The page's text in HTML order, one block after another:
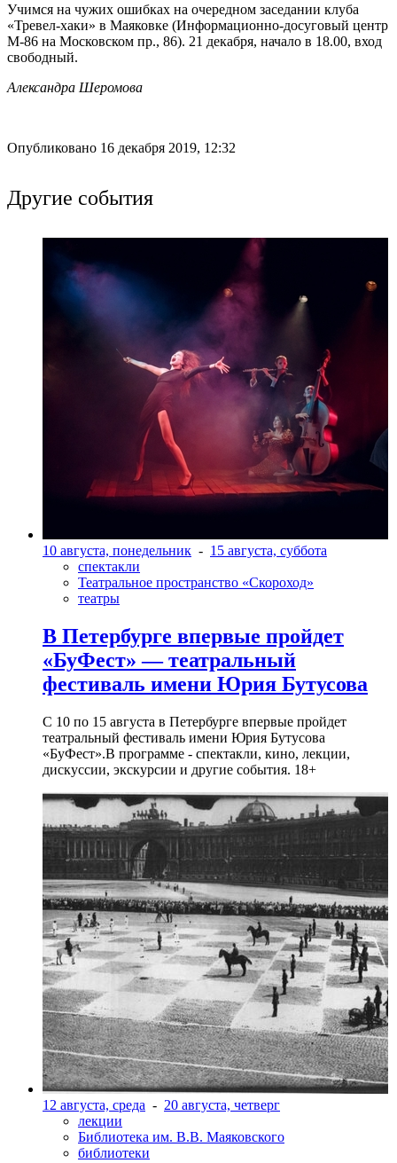
Учимся на чужих ошибках на очередном заседании клуба
«Тревел-хаки» в Маяковке (Информационно-досуговый центр
М-86 на Московском пр., 86). 21 декабря, начало в 18.00, вход
свободный.
Александра Шеромова
Опубликовано 16 декабря 2019, 12:32
Другие события
10 августа, понедельник - 15 августа, суббота
спектакли
Театральное пространство «Скороход»
театры
В Петербурге впервые пройдет
«БуФест» — театральный
фестиваль имени Юрия Бутусова
С 10 по 15 августа в Петербурге впервые пройдет
театральный фестиваль имени Юрия Бутусова
«БуФест».В программе - спектакли, кино, лекции,
дискуссии, экскурсии и другие события. 18+
12 августа, среда - 20 августа, четверг
лекции
Библиотека им. В.В. Маяковского
библиотеки